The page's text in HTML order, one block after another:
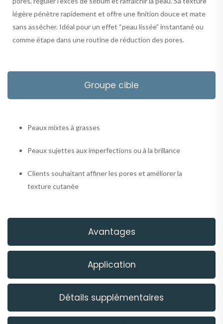
légère pénètre rapidement et offre une finition douce et mate
sans assécher. Idéal pour un effet “peau lissée” instantané ou
comme étape dans une routine de réduction des pores.
Groupe cible
Avantages
Application
Détails supplémentaires
Peaux mixtes à grasses
Peaux sujettes aux imperfections ou à la brillance
Clients souhaitant affiner les pores et améliorer la
texture cutanée